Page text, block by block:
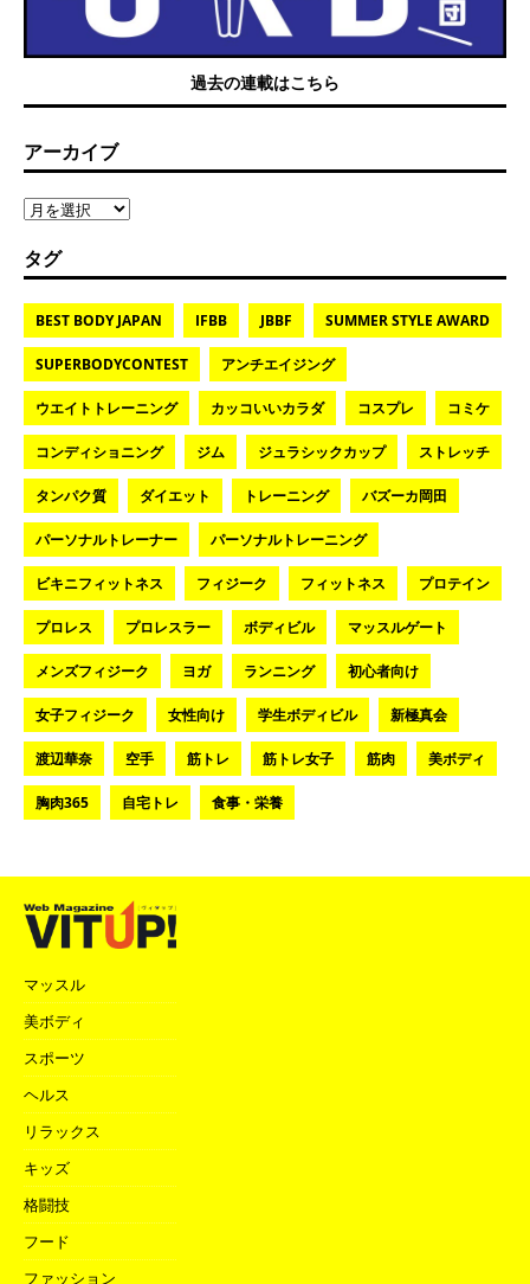
過去の連載はこちら
アーカイブ
タグ
BEST BODY JAPAN IFBB JBBF SUMMER STYLE AWARD
SUPERBODYCONTEST アンチエイジング
ウエイトトレーニング カッコいいカラダ コスプレ コミケ
コンディショニング ジム ジュラシックカップ ストレッチ
タンパク質 ダイエット トレーニング バズーカ岡田
パーソナルトレーナー パーソナルトレーニング
ビキニフィットネス フィジーク フィットネス プロテイン
プロレス プロレスラー ボディビル マッスルゲート
メンズフィジーク ヨガ ランニング 初心者向け
女子フィジーク 女性向け 学生ボディビル 新極真会
渡辺華奈 空手 筋トレ 筋トレ女子 筋肉 美ボディ
胸肉365 自宅トレ 食事・栄養
マッスル
美ボディ
スポーツ
ヘルス
リラックス
キッズ
格闘技
フード
ファッション